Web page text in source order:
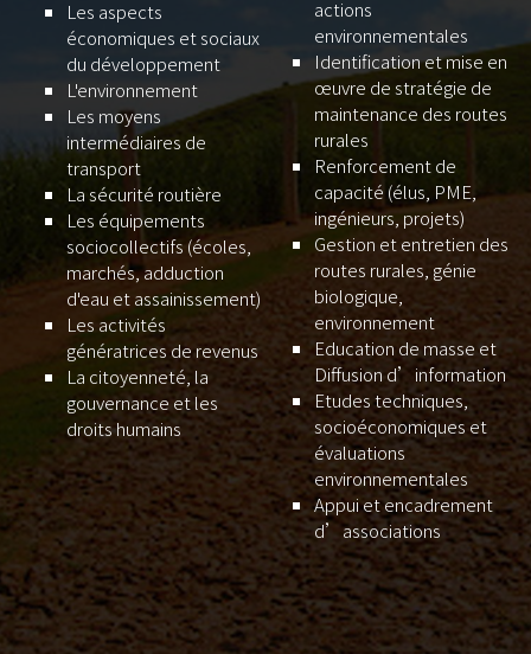
Les aspects
économiques et sociaux
du développement
L'environnement
Les moyens
intermédiaires de
transport
La sécurité routière
Les équipements
sociocollectifs (écoles,
marchés, adduction
d'eau et assainissement)
Les activités
génératrices de revenus
La citoyenneté, la
gouvernance et les
droits humains
actions
environnementales
Identification et mise en
œuvre de stratégie de
maintenance des routes
rurales
Renforcement de
capacité (élus, PME,
ingénieurs, projets)
Gestion et entretien des
routes rurales, génie
biologique,
environnement
Education de masse et
Diffusion d’information
Etudes techniques,
socioéconomiques et
évaluations
environnementales
Appui et encadrement
d’associations